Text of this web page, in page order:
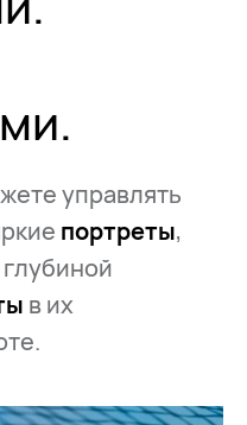
управлять
портреты,
в их